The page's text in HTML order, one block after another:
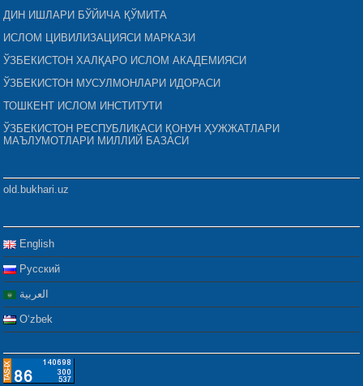
ДИН ИШЛАРИ БЎЙИЧА ҚЎМИТА
ИСЛОМ ЦИВИЛИЗАЦИЯСИ МАРКАЗИ
ЎЗБЕКИСТОН ХАЛҚАРО ИСЛОМ АКАДЕМИЯСИ
ЎЗБЕКИСТОН МУСУЛМОНЛАРИ ИДОРАСИ
ТОШКЕНТ ИСЛОМ ИНСТИТУТИ
ЎЗБЕКИСТОН РЕСПУБЛИКАСИ ҚОНУН ҲУЖЖАТЛАРИ
МАЪЛУМОТЛАРИ МИЛЛИЙ БАЗАСИ
old.bukhari.uz
English
Русский
العربية
Oʻzbek